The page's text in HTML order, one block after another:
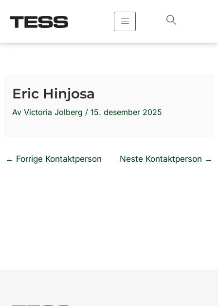
rett
Eric Hinjosa
Av Victoria Jolberg / 15. desember 2025
← Forrige Kontaktperson Neste Kontaktperson →